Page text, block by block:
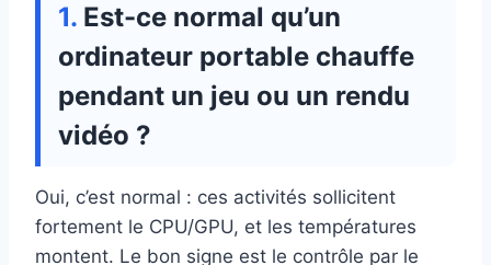
Est-ce normal qu’un
ordinateur portable chauffe
pendant un jeu ou un rendu
vidéo ?
Oui, c’est normal : ces activités sollicitent
fortement le CPU/GPU, et les températures
montent. Le bon signe est le contrôle par le